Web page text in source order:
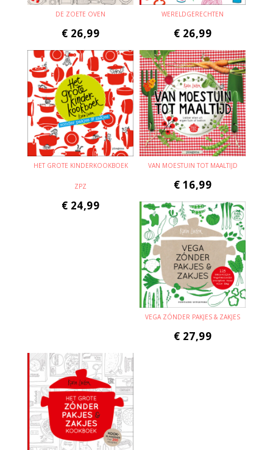
DE ZOETE OVEN
€ 26,99
WERELDGERECHTEN
€ 26,99
HET GROTE KINDERKOOKBOEK
ZPZ
€ 24,99
VAN MOESTUIN TOT MAALTIJD
€ 16,99
VEGA ZÓNDER PAKJES & ZAKJES
€ 27,99